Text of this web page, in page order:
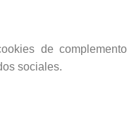
de complemento
sociales.